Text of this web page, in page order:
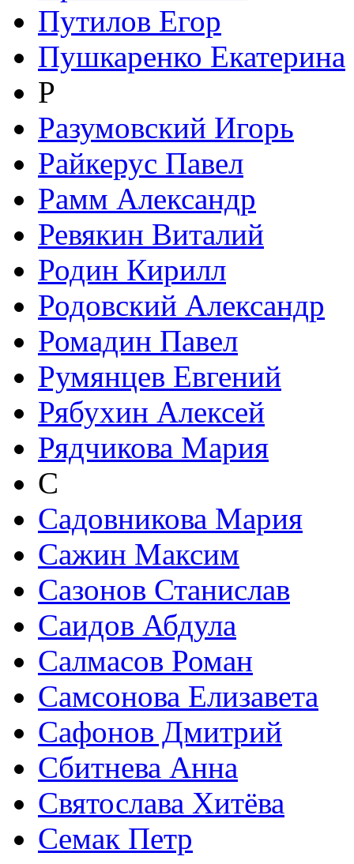
Путилов Егор
Пушкаренко Екатерина
Р
Разумовский Игорь
Райкерус Павел
Рамм Александр
Ревякин Виталий
Родин Кирилл
Родовский Александр
Ромадин Павел
Румянцев Евгений
Рябухин Алексей
Рядчикова Мария
С
Садовникова Мария
Сажин Максим
Сазонов Станислав
Саидов Абдула
Салмасов Роман
Самсонова Елизавета
Сафонов Дмитрий
Сбитнева Анна
Святослава Хитёва
Семак Петр